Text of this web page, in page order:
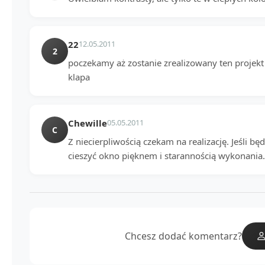
2
2212.05.2011
poczekamy aż zostanie zrealizowany ten
klapa
C
Chewille05.05.2011
Z niecierpliwością czekam na realizację. Jeśli
cieszyć okno pięknem i starannością
Chcesz dodać komentarz?